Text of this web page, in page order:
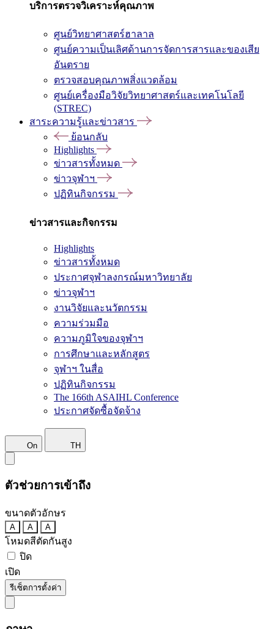
บริการตรวจวิเคราะห์คุณภาพ
ศูนย์วิทยาศาสตร์ฮาลาล
ศูนย์ความเป็นเลิศด้านการจัดการสารและของเสีย
อันตราย
ตรวจสอบคุณภาพสิ่งแวดล้อม
ศูนย์เครื่องมือวิจัยวิทยาศาสตร์และเทคโนโลยี
(STREC)
สาระความรู้และข่าวสาร
ย้อนกลับ
Highlights
ข่าวสารทั้งหมด
ข่าวจุฬาฯ
ปฏิทินกิจกรรม
ข่าวสารและกิจกรรม
Highlights
ข่าวสารทั้งหมด
ประกาศจุฬาลงกรณ์มหาวิทยาลัย
ข่าวจุฬาฯ
งานวิจัยและนวัตกรรม
ความร่วมมือ
ความภูมิใจของจุฬาฯ
การศึกษาและหลักสูตร
จุฬาฯ ในสื่อ
ปฏิทินกิจกรรม
The 166th ASAIHL Conference
ประกาศจัดซื้อจัดจ้าง
On TH
ตัวช่วยการเข้าถึง
ขนาดตัวอักษร
A A A
โหมดสีตัดกันสูง
ปิด
เปิด
รีเซ็ตการตั้งค่า